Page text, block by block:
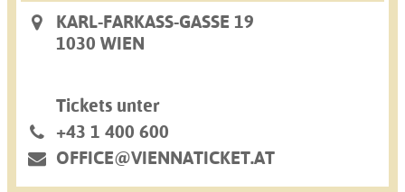
KARL-FARKASS-GASSE 19
1030 WIEN
Tickets unter
+43 1 400 600
OFFICE@VIENNATICKET.AT